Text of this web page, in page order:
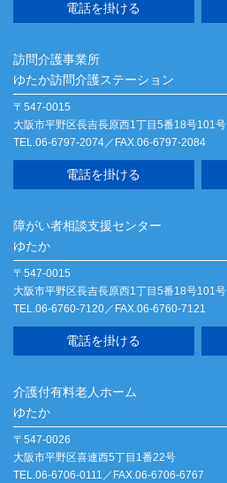
電話を掛ける
訪問介護事業所
ゆたか訪問介護ステーション
〒547-0015
大阪市平野区長吉長原西1丁目5番18号101号
TEL.06-6797-2074／FAX.06-6797-2084
電話を掛ける
障がい者相談支援センター
ゆたか
〒547-0015
大阪市平野区長吉長原西1丁目5番18号101号
TEL.06-6760-7120／FAX.06-6760-7121
電話を掛ける
介護付有料老人ホーム
ゆたか
〒547-0026
大阪市平野区喜連西5丁目1番22号
TEL.06-6706-0111／FAX.06-6706-6767